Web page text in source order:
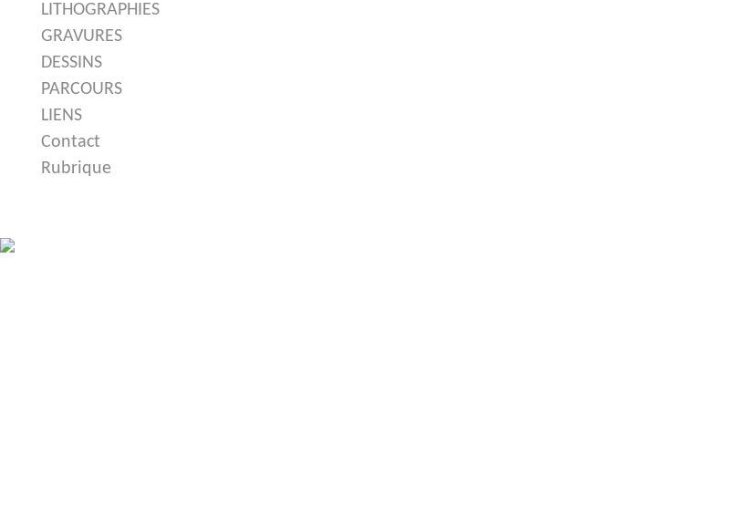
LITHOGRAPHIES
GRAVURES
DESSINS
PARCOURS
LIENS
Contact
Rubrique